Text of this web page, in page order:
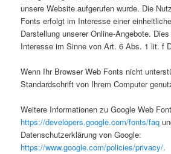
unsere Website aufgerufen wurde. Die
Fonts erfolgt im Interesse einer
Darstellung unserer Online-Angebote.
Interesse im Sinne von Art. 6 Abs. 1 lit. f
Wenn Ihr Browser Web Fonts nicht
Standardschrift von Ihrem Computer
Weitere Informationen zu Google Web
https://developers.google.com/fonts/faq
Datenschutzerklärung von Google:
https://www.google.com/policies/privacy/.